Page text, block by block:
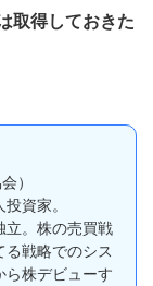
取得しておきた
）
資家。
立。株の売買戦
戦略でのシス
ら株デビューす